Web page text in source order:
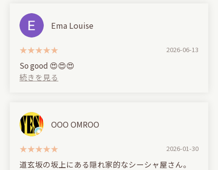
Ema Louise
2026-06-13
So good 😍😍😍
OOO OMROO
2026-01-30
道玄坂の坂上にある隠れ家的なシーシャ屋さん。